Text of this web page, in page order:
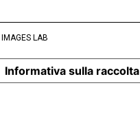
IMAGES LAB
Informativa sulla raccolta